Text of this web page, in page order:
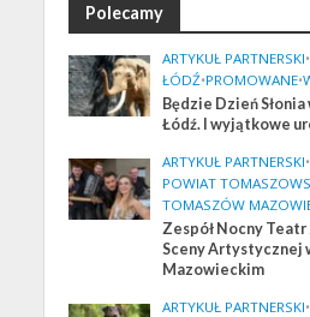
Polecamy
ARTYKUŁ PARTNERSKI•
ŁÓDŹ•PROMOWANE•
Będzie Dzień
Łódź. I wyjątkowe
ARTYKUŁ PARTNERSKI•
POWIAT
TOMASZÓW
Zespół Nocny
Sceny Artystycznej
Mazowieckim
ARTYKUŁ PARTNERSKI•